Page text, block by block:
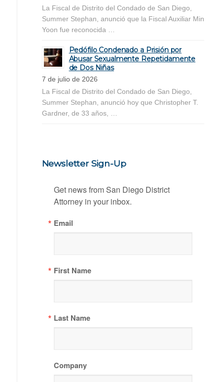
La Fiscal de Distrito del Condado de San Diego,
Summer Stephan, anunció que la Fiscal Auxiliar Min
Yoon fue reconocida …
Pedófilo Condenado a Prisión por
Abusar Sexualmente Repetidamente
de Dos Niñas
7 de julio de 2026
La Fiscal de Distrito del Condado de San Diego,
Summer Stephan, anunció hoy que Christopher T.
Gardner, de 33 años, …
Newsletter Sign-Up
Get news from San Diego District
Attorney in your inbox.
Email
First Name
Last Name
Company